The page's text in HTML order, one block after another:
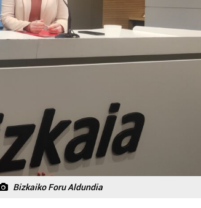
Bizkaiko Foru Aldundia